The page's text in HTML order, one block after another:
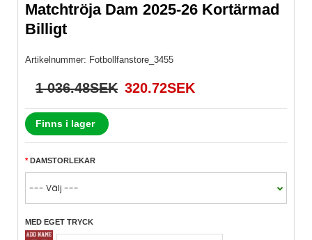
Matchtröja Dam 2025-26 Kortärmad
Billigt
Artikelnummer: Fotbollfanstore_3455
1 036.48SEK 320.72SEK
Finns i lager
DAMSTORLEKAR
MED EGET TRYCK